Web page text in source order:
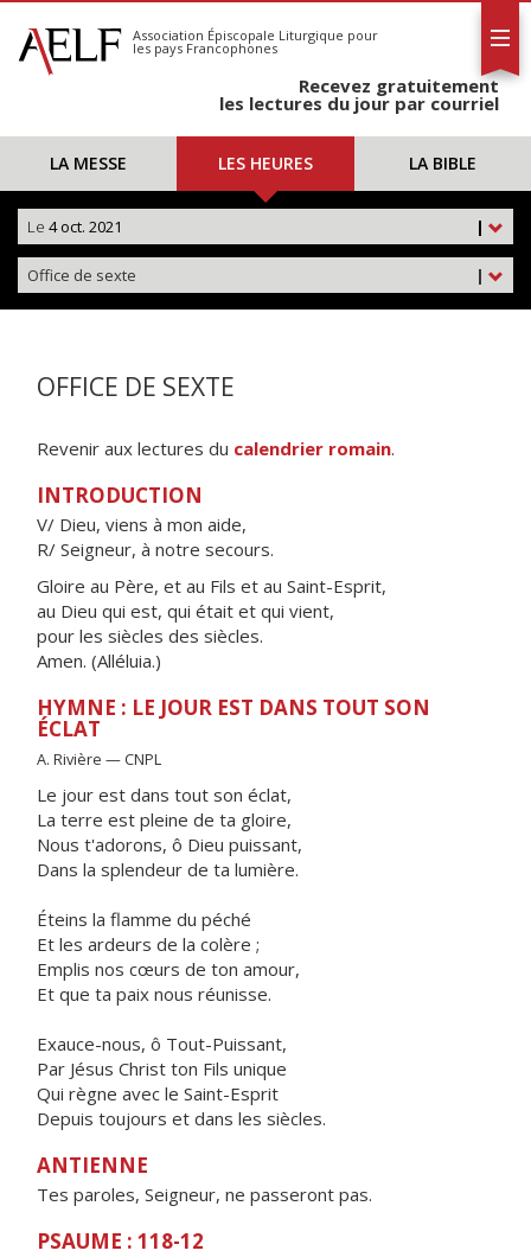
S'abonner
Calendrier
Association Épiscopale Liturgique pour
les pays Francophones
Recevez gratuitement
les lectures du jour par courriel
LA MESSE LES HEURES LA BIBLE
|
Le 4 oct. 2021
|
Office de sexte
OFFICE DE SEXTE
Revenir aux lectures du calendrier romain.
INTRODUCTION
V/ Dieu, viens à mon aide,
R/ Seigneur, à notre secours.
Gloire au Père, et au Fils et au Saint-Esprit,
au Dieu qui est, qui était et qui vient,
pour les siècles des siècles.
Amen. (Alléluia.)
HYMNE : LE JOUR EST DANS TOUT SON
ÉCLAT
A. Rivière — CNPL
Le jour est dans tout son éclat,
La terre est pleine de ta gloire,
Nous t'adorons, ô Dieu puissant,
Dans la splendeur de ta lumière.
Éteins la flamme du péché
Et les ardeurs de la colère ;
Emplis nos cœurs de ton amour,
Et que ta paix nous réunisse.
Exauce-nous, ô Tout-Puissant,
Par Jésus Christ ton Fils unique
Qui règne avec le Saint-Esprit
Depuis toujours et dans les siècles.
ANTIENNE
Tes paroles, Seigneur, ne passeront pas.
PSAUME : 118-12